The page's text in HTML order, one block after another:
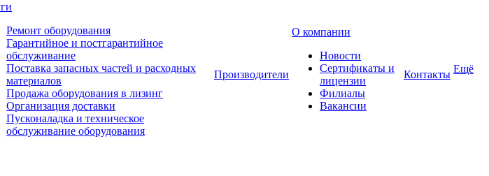
Ремонт оборудования
Гарантийное и постгарантийное
обслуживание
Поставка запасных частей и расходных
материалов
Продажа оборудования в лизинг
Организация доставки
Пусконаладка и техническое
обслуживание оборудования
Производители
О компании
Новости
Сертификаты и
лицензии
Филиалы
Вакансии
Контакты Ещё